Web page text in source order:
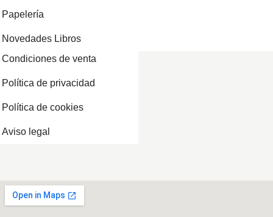
Papelería
Novedades Libros
Condiciones de venta
Política de privacidad
Política de cookies
Aviso legal